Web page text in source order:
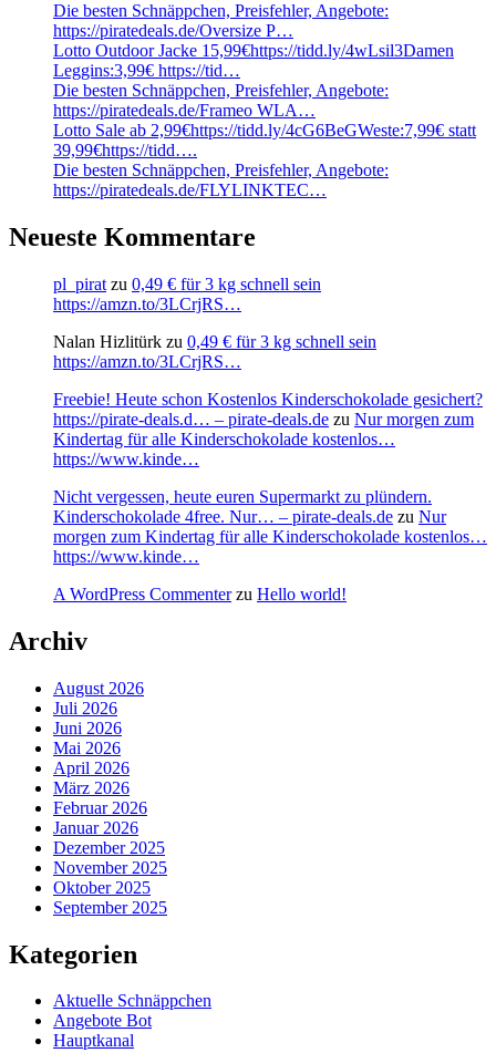
Die besten Schnäppchen, Preisfehler, Angebote:
https://piratedeals.de/Oversize P…
Lotto Outdoor Jacke 15,99€https://tidd.ly/4wLsil3Damen
Leggins:3,99€ https://tid…
Die besten Schnäppchen, Preisfehler, Angebote:
https://piratedeals.de/Frameo WLA…
Lotto Sale ab 2,99€https://tidd.ly/4cG6BeGWeste:7,99€ statt
39,99€https://tidd….
Die besten Schnäppchen, Preisfehler, Angebote:
https://piratedeals.de/FLYLINKTEC…
Neueste Kommentare
pl_pirat zu 0,49 € für 3 kg schnell sein
https://amzn.to/3LCrjRS…
Nalan Hizlitürk zu 0,49 € für 3 kg schnell sein
https://amzn.to/3LCrjRS…
Freebie! Heute schon Kostenlos Kinderschokolade gesichert?
https://pirate-deals.d… – pirate-deals.de zu Nur morgen zum
Kindertag für alle Kinderschokolade kostenlos…
https://www.kinde…
Nicht vergessen, heute euren Supermarkt zu plündern.
Kinderschokolade 4free. Nur… – pirate-deals.de zu Nur
morgen zum Kindertag für alle Kinderschokolade kostenlos…
https://www.kinde…
A WordPress Commenterzu Hello world!
Archiv
August 2026
Juli 2026
Juni 2026
Mai 2026
April 2026
März 2026
Februar 2026
Januar 2026
Dezember 2025
November 2025
Oktober 2025
September 2025
Kategorien
Aktuelle Schnäppchen
Angebote Bot
Hauptkanal